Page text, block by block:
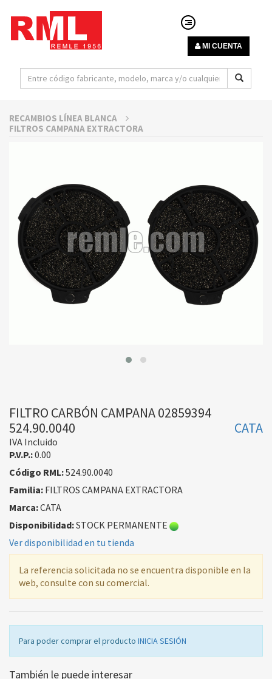
MI CUENTA
RECAMBIOS LÍNEA BLANCA
FILTROS CAMPANA EXTRACTORA
FILTRO CARBÓN CAMPANA 02859394
524.90.0040
CATA
IVA Incluido
P.V.P.:0.00
Código RML:524.90.0040
Familia: FILTROS CAMPANA EXTRACTORA
Marca:CATA
Disponibilidad:STOCK PERMANENTE
Ver disponibilidad en tu tienda
La referencia solicitada no se encuentra disponible en la
web, consulte con su comercial.
Para poder comprar el producto INICIA SESIÓN
También le puede interesar